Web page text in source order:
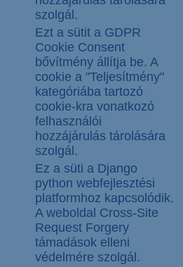
szolgál.
Ezt a sütit a GDPR
Cookie Consent
bővítmény állítja be. A
cookie a "Teljesítmény"
kategóriába tartozó
cookie-kra vonatkozó
felhasználói
hozzájárulás tárolására
szolgál.
Ez a süti a Django
python webfejlesztési
platformhoz kapcsolódik.
A weboldal Cross-Site
Request Forgery
támadások elleni
védelmére szolgál.